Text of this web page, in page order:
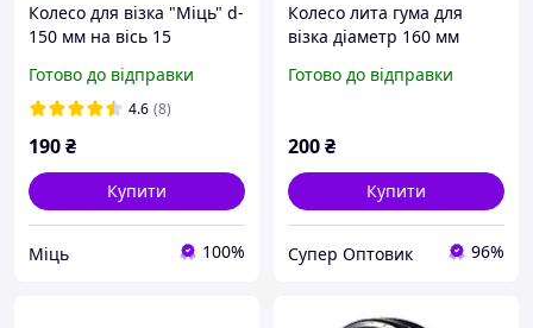
Колесо для візка "Міць" d-
150 мм на вісь 15
Готово до відправки
4.6 (8)
190₴
Купити
Міць 100%
Колесо лита гума для
візка діаметр 160 мм
Готово до відправки
200₴
Купити
Супер Оптовик 96%